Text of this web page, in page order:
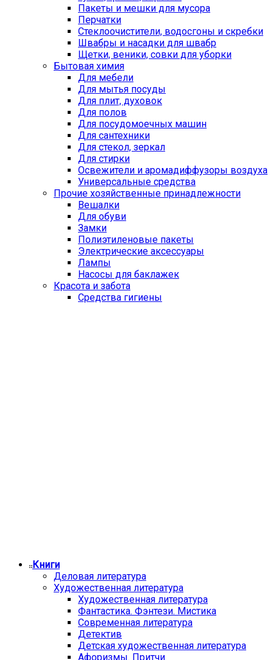
Пакеты и мешки для мусора
Перчатки
Стеклоочистители, водосгоны и скребки
Швабры и насадки для швабр
Щетки, веники, совки для уборки
Бытовая химия
Для мебели
Для мытья посуды
Для плит, духовок
Для полов
Для посудомоечных машин
Для сантехники
Для стекол, зеркал
Для стирки
Освежители и аромадиффузоры воздуха
Универсальные средства
Прочие хозяйственные принадлежности
Вешалки
Для обуви
Замки
Полиэтиленовые пакеты
Электрические аксессуары
Лампы
Насосы для баклажек
Красота и забота
Средства гигиены
Книги
Деловая литература
Художественная литература
Художественная литература
Фантастика. Фэнтези. Мистика
Современная литература
Детектив
Детская художественная литература
Афоризмы. Притчи